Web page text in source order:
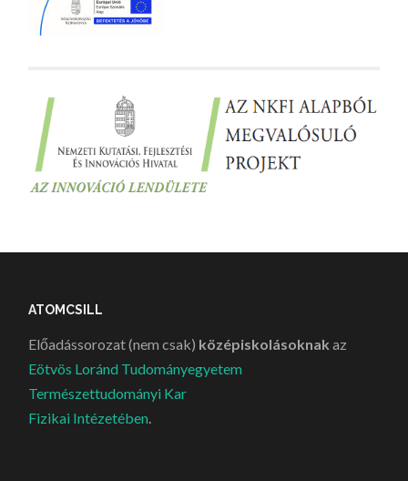
ATOMCSILL
Előadássorozat (nem csak) középiskolásoknak az
Eötvös Loránd Tudományegyetem
Természettudományi Kar
Fizikai Intézetében.